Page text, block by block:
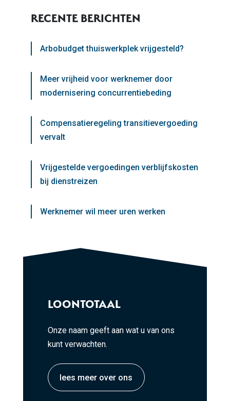
RECENTE BERICHTEN
Arbobudget thuiswerkplek vrijgesteld?
Meer vrijheid voor werknemer door
modernisering concurrentiebeding
Compensatieregeling transitievergoeding
vervalt
Vrijgestelde vergoedingen verblijfskosten
bij dienstreizen
Werknemer wil meer uren werken
LOONTOTAAL
Onze naam geeft aan wat u van ons
kunt verwachten.
lees meer over ons